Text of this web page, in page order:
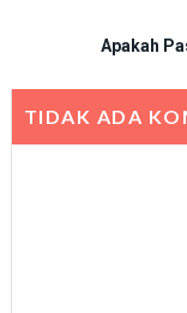
Apakah
TIDAK ADA